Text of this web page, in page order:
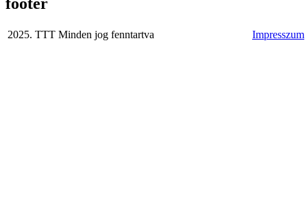
2025. TTT Minden jog fenntartva Impresszum